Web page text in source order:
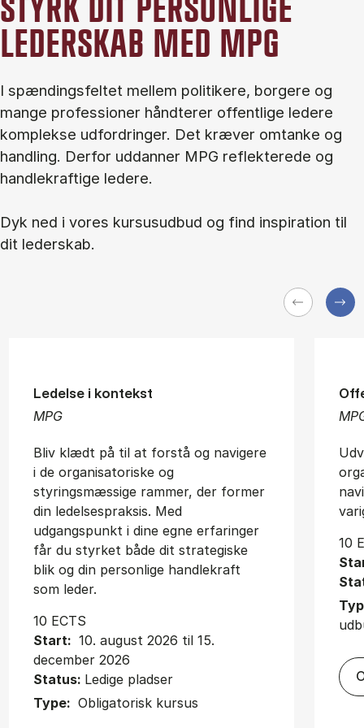
STYRK DIT PERSONLIGE
LEDERSKAB MED MPG
I spændingsfeltet mellem politikere, borgere og
mange professioner håndterer offentlige ledere
komplekse udfordringer. Det kræver omtanke og
handling. Derfor uddanner MPG reflekterede og
handlekraftige ledere.
Dyk ned i vores kursusudbud og find inspiration til
dit lederskab.
MPG
Ledelse i kontekst
Bliv klædt på til at forstå og navigere
i de organisatoriske og
styringsmæssige rammer, der former
din ledelsespraksis. Med
udgangspunkt i dine egne erfaringer
får du styrket både dit strategiske
blik og din personlige handlekraft
som leder.
10 ECTS
Start: 10. august 2026 til 15.
december 2026
Status: Ledige pladser
Type: Obligatorisk kursus
10